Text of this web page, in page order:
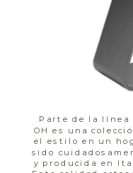
Parte de la línea
OH es una
el estilo en un
sido
y producida en